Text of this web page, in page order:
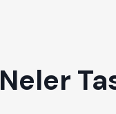
Neler